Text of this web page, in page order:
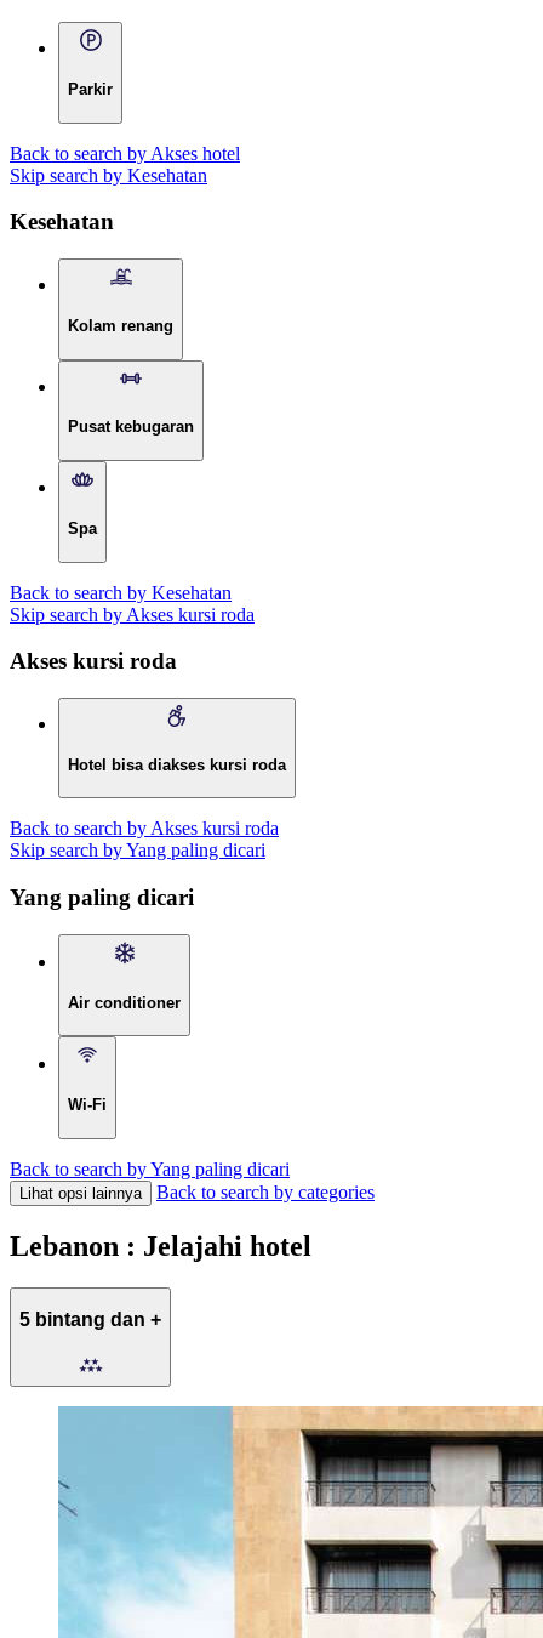
Parkir
Back to search by Akses hotel
Skip search by Kesehatan
Kesehatan
Kolam renang
Pusat kebugaran
Spa
Back to search by Kesehatan
Skip search by Akses kursi roda
Akses kursi roda
Hotel bisa diakses kursi roda
Back to search by Akses kursi roda
Skip search by Yang paling dicari
Yang paling dicari
Air conditioner
Wi-Fi
Back to search by Yang paling dicari
Lihat opsi lainnya Back to search by categories
Lebanon : Jelajahi hotel
5 bintang dan +